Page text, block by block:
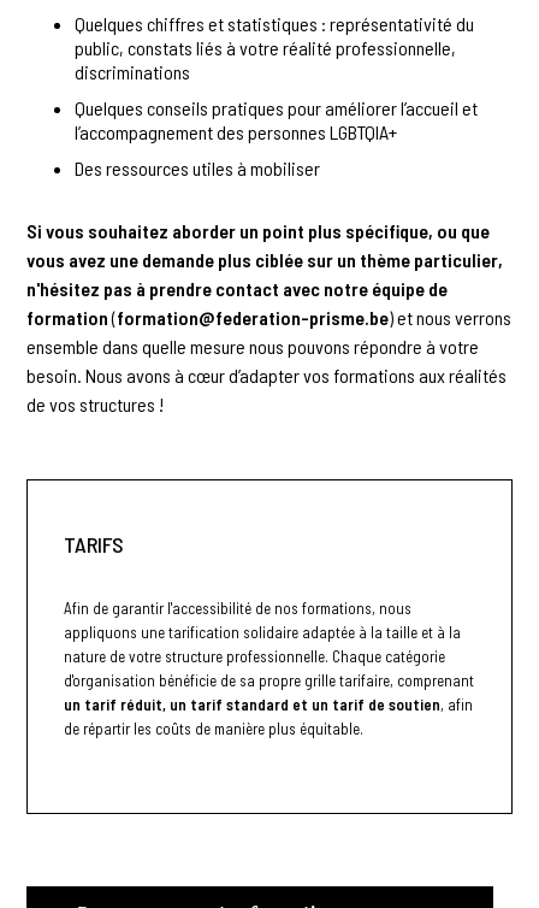
Quelques chiffres et statistiques : représentativité du
public, constats liés à votre réalité professionnelle,
discriminations
Quelques conseils pratiques pour améliorer l’accueil et
l’accompagnement des personnes LGBTQIA+
Des ressources utiles à mobiliser
Si vous souhaitez aborder un point plus spécifique, ou que
vous avez une demande plus ciblée sur un thème particulier,
n'hésitez pas à prendre contact avec notre équipe de
formation(formation@federation-prisme.be) et nous verrons
ensemble dans quelle mesure nous pouvons répondre à votre
besoin. Nous avons à cœur d’adapter vos formations aux réalités
de vos structures !
TARIFS
Afin de garantir l'accessibilité de nos formations, nous
appliquons une tarification solidaire adaptée à la taille et à la
nature de votre structure professionnelle. Chaque catégorie
d'organisation bénéficie de sa propre grille tarifaire, comprenant
un tarif réduit, un tarif standard et un tarif de soutien, afin
de répartir les coûts de manière plus équitable.